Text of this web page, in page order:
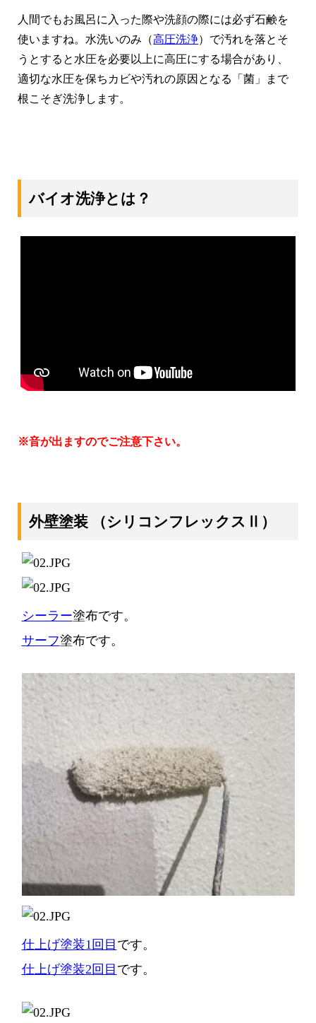
人間でもお風呂に入った際や洗顔の際には必ず石鹸を
使いますね。水洗いのみ（高圧洗浄）で汚れを落とそ
うとすると水圧を必要以上に高圧にする場合があり、
適切な水圧を保ちカビや汚れの原因となる「菌」まで
根こそぎ洗浄します。
バイオ洗浄とは？
※音が出ますのでご注意下さい。
外壁塗装（シリコンフレックスⅡ）
シーラー塗布です。
サーフ塗布です。
仕上げ塗装1回目 です。
仕上げ塗装2回目 です。